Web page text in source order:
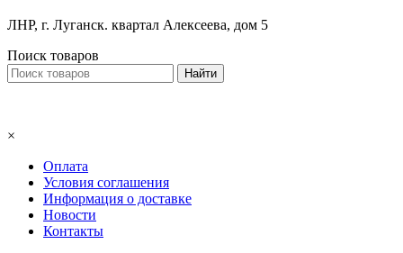
ЛНР, г. Луганск. квартал Алексеева, дом 5
Поиск товаров
×
Оплата
Условия соглашения
Информация о доставке
Новости
Контакты